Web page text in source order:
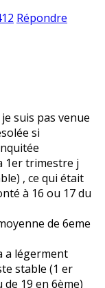
Répondre
suis pas venue
si
1er trimestre j
, ce qui était
à 16 ou 17 du
de 6eme
a légerment
stable (1 er
19 en 6ème)